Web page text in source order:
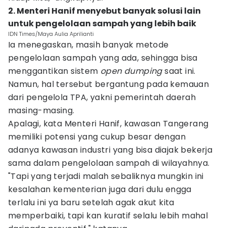
2. Menteri Hanif menyebut banyak solusi lain
untuk pengelolaan sampah yang lebih baik
IDN Times/Maya Aulia Aprilianti
Ia menegaskan, masih banyak metode
pengelolaan sampah yang ada, sehingga bisa
menggantikan sistem open dumpingsaat ini.
Namun, hal tersebut bergantung pada kemauan
dari pengelola TPA, yakni pemerintah daerah
masing-masing.
Apalagi, kata Menteri Hanif, kawasan Tangerang
memiliki potensi yang cukup besar dengan
adanya kawasan industri yang bisa diajak bekerja
sama dalam pengelolaan sampah di wilayahnya.
"Tapi yang terjadi malah sebaliknya mungkin ini
kesalahan kementerian juga dari dulu engga
terlalu ini ya baru setelah agak akut kita
memperbaiki, tapi kan kuratif selalu lebih mahal